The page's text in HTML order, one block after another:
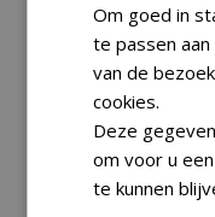
Om goed in
te passen
van de
cookies.
Deze
om voor u
te kunnen